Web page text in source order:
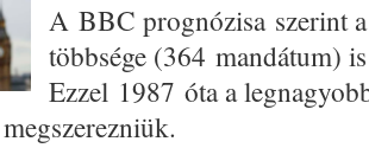
A BBC prognózisa szerint
többsége (364 mandátum)
Ezzel 1987 óta a